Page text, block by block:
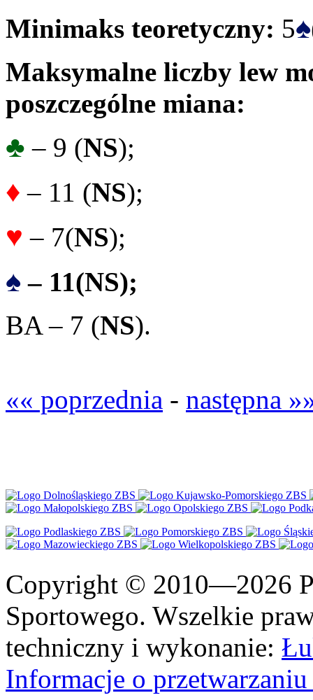
Minimaks teoretyczny: 5♠
Maksymalne liczby lew
poszczególne miana:
♣ – 9 (NS);
♦ – 11 (NS);
♥ – 7(NS);
♠ – 11(NS);
BA – 7 (NS).
«« poprzednia - następna
Copyright © 2010—2026
Sportowego. Wszelkie
techniczny i wykonanie:
Informacje o